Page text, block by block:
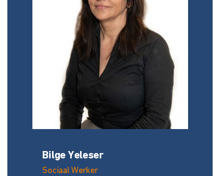
Bilge Yeleser
Sociaal Werker